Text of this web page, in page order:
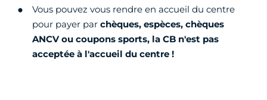
Vous pouvez vous rendre en accueil du centre
pour payer par chèques, espèces, chèques
ANCV ou coupons sports, la CB n'est pas
acceptée à l'accueil du centre !